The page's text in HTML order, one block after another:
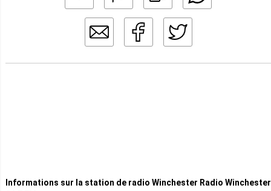
Informations sur la station de radio Winchester Radio Winchester